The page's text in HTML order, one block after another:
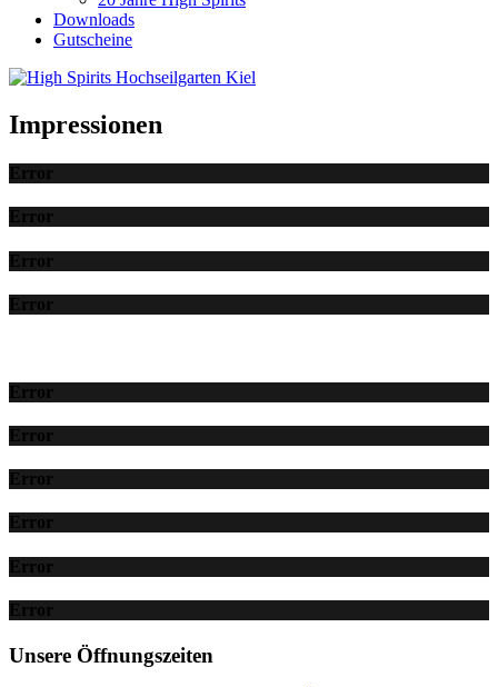
Downloads
Gutscheine
Impressionen
Error
Error
Error
Error
Error
Error
Error
Error
Error
Error
Unsere Öffnungszeiten